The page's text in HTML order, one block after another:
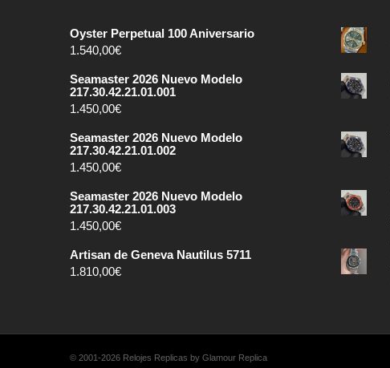
Oyster Perpetual 100 Aniversario
1.540,00€
Seamaster 2026 Nuevo Modelo
217.30.42.21.01.001
1.450,00€
Seamaster 2026 Nuevo Modelo
217.30.42.21.01.002
1.450,00€
Seamaster 2026 Nuevo Modelo
217.30.42.21.01.003
1.450,00€
Artisan de Geneva Nautilus 5711
1.810,00€
© 2001-2026 Relojes Replicas by Glamour Replica